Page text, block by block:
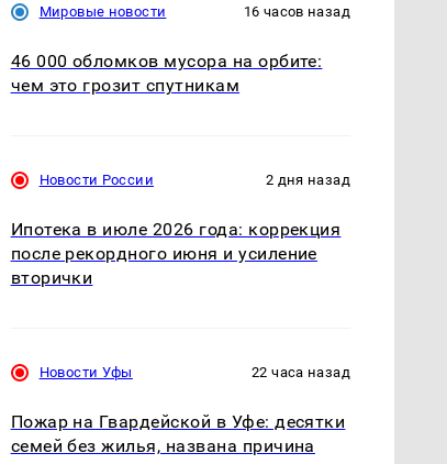
Мировые новости 16 часов назад
46 000 обломков мусора на орбите:
чем это грозит спутникам
Новости России 2 дня назад
Ипотека в июле 2026 года: коррекция
после рекордного июня и усиление
вторички
Новости Уфы 22 часа назад
Пожар на Гвардейской в Уфе: десятки
семей без жилья, названа причина